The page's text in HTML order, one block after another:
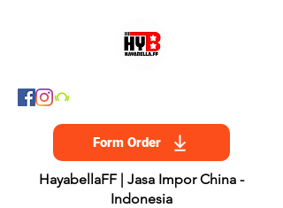
Form Order
HayabellaFF | Jasa Impor China -
Indonesia